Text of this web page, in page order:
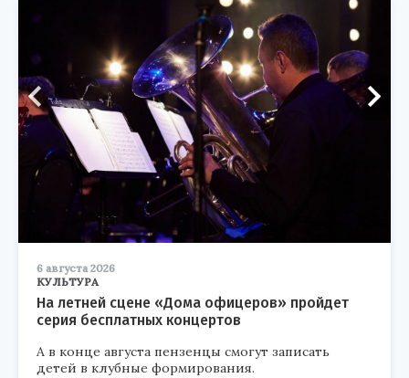
6 августа 2026
КУЛЬТУРА
На летней сцене «Дома офицеров» пройдет
серия бесплатных концертов
А в конце августа пензенцы смогут записать
детей в клубные формирования.